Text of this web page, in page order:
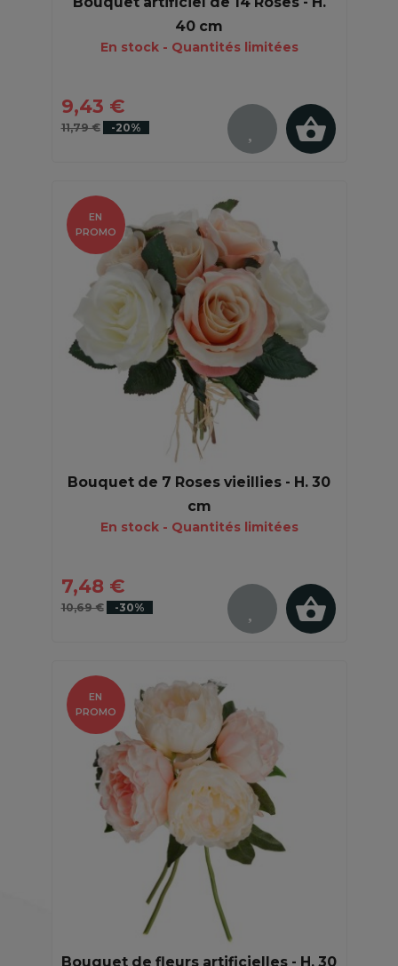
40 cm
En stock - Quantités limitées
9,43 €
11,79 € -20%
Bouquet de 7 Roses vieillies - H. 30
cm
En stock - Quantités limitées
7,48 €
10,69 € -30%
EN
PROMO
Bouquet de fleurs artificielles - H. 30
EN
PROMO